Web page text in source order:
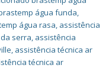
água funda,
água rasa, assistência
serra, assistência
, assistência técnica ar
técnica ar